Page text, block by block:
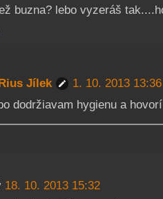
buzna? lebo vyzeráš
Jílek
1. 10. 2013 13:36
dodržiavam hygienu a
18. 10. 2013 15:32